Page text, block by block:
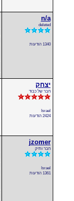
n/a
deleted
1340 הודעות
יצחק
חבר של כבוד
Israel
2424 הודעות
jzomer
חבר ותיק
Israel
1361 הודעות